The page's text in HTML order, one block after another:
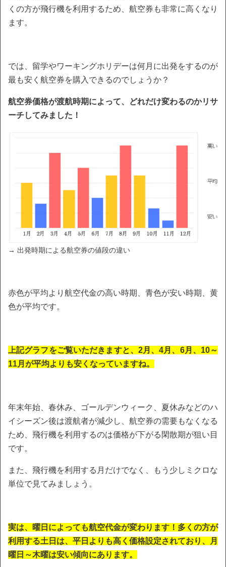
くの方が飛行機を利用するため、航空券も非常に高くなり
ます。
では、留学やワーキングホリデーは何月に出発をするのが
最も安く航空券を購入できるのでしょうか？
航空券価格が渡航時期によって、どれだけ変わるのかリサ
ーチしてみました！
→ 出発時期による航空券の値段の違い
赤色が平均より航空代金の高い時期、青色が安い時期、黄
色が平均です。
上記グラフをご覧いただきますと、2月、4月、6月、10～
11月が平均よりも安くなっていますね。
年末年始、春休み、ゴールデンウィーク、夏休みなどのハ
イシーズン後は渡航者が減少し、航空券の需要もなくなる
ため、飛行機を利用するのは価格が下がる閑散期が狙い目
です。
また、飛行機を利用する月だけでなく、もう少しミクロな
単位で見てみましょう。
実は、曜日によっても航空代金が変わります！多くの方が
利用する土日は、平日よりも高く価格設定されており、月
曜日～木曜は安い傾向にあります。